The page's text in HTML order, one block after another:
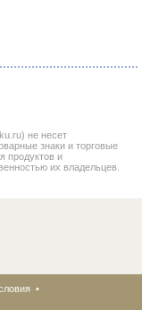
не несет
знаки и торговые
продуктов и
их владельцев.
•